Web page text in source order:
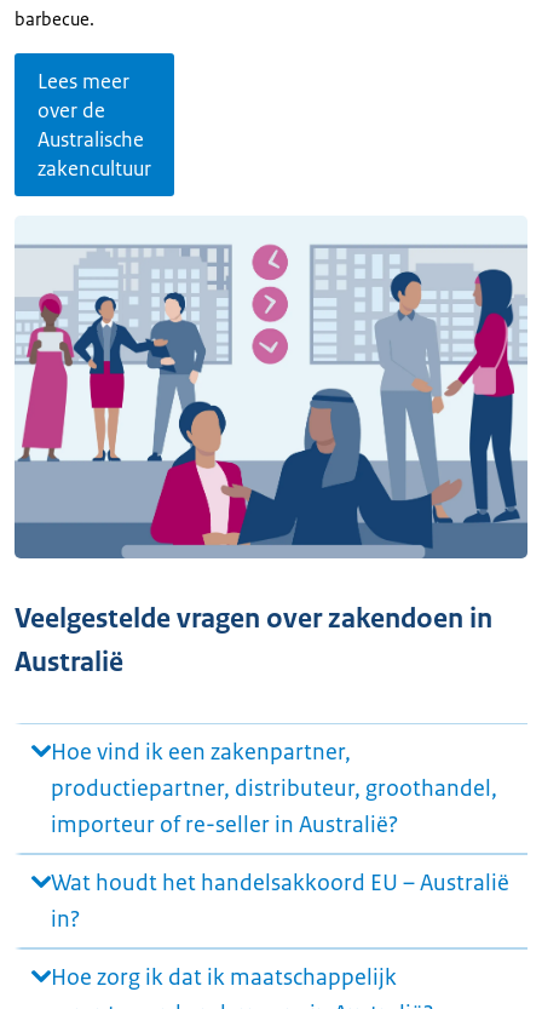
barbecue.
Lees meer
over de
Australische
zakencultuur
Veelgestelde vragen over zakendoen in
Australië
Hoe vind ik een zakenpartner,
productiepartner, distributeur, groothandel,
importeur of re-seller in Australië?
Wat houdt het handelsakkoord EU – Australië
in?
Hoe zorg ik dat ik maatschappelijk